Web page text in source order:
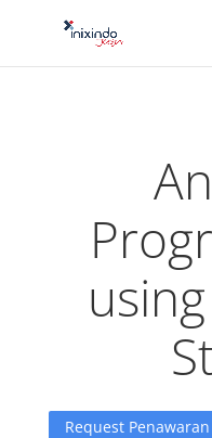
Request Penawaran